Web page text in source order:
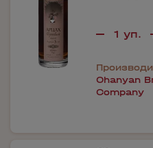
Ohanyan
Company